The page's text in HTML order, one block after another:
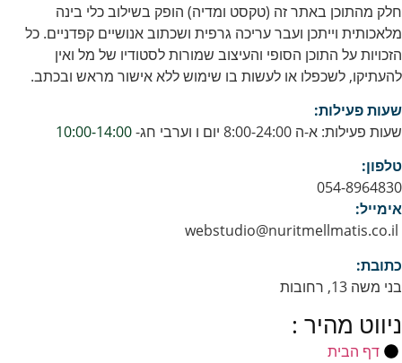
חלק מהתוכן באתר זה (טקסט ומדיה) הופק בשילוב כלי בינה
מלאכותית וייתכן ועבר עריכה גרפית ושכתוב אנושיים קפדניים. כל
הזכויות על התוכן הסופי והעיצוב שמורות לסטודיו של מל ואין
להעתיקו, לשכפלו או לעשות בו שימוש ללא אישור מראש ובכתב.
שעות פעילות:
שעות פעילות: א-ה 8:00-24:00 יום ו וערבי חג-
10:00-14:00
טלפון:
054-8964830
אימייל:
כתובת:
בני משה 13, רחובות
ניווט מהיר :
דף הבית